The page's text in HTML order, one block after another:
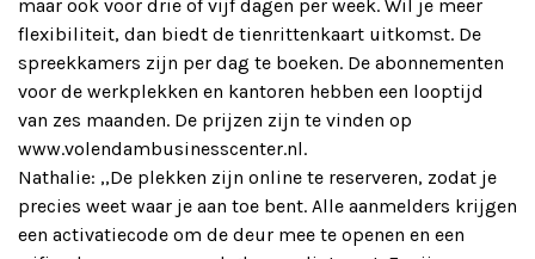
maar ook voor drie of vijf dagen per week. Wil je meer
flexibiliteit, dan biedt de tienrittenkaart uitkomst. De
spreekkamers zijn per dag te boeken. De abonnementen
voor de werkplekken en kantoren hebben een looptijd
van zes maanden. De prijzen zijn te vinden op
www.volendambusinesscenter.nl.
Nathalie: ,,De plekken zijn online te reserveren, zodat je
precies weet waar je aan toe bent. Alle aanmelders krijgen
een activatiecode om de deur mee te openen en een